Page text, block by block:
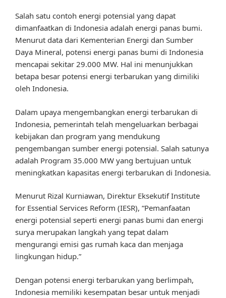
Salah satu contoh energi potensial yang dapat
dimanfaatkan di Indonesia adalah energi panas bumi.
Menurut data dari Kementerian Energi dan Sumber
Daya Mineral, potensi energi panas bumi di Indonesia
mencapai sekitar 29.000 MW. Hal ini menunjukkan
betapa besar potensi energi terbarukan yang dimiliki
oleh Indonesia.
Dalam upaya mengembangkan energi terbarukan di
Indonesia, pemerintah telah mengeluarkan berbagai
kebijakan dan program yang mendukung
pengembangan sumber energi potensial. Salah satunya
adalah Program 35.000 MW yang bertujuan untuk
meningkatkan kapasitas energi terbarukan di Indonesia.
Menurut Rizal Kurniawan, Direktur Eksekutif Institute
for Essential Services Reform (IESR), “Pemanfaatan
energi potensial seperti energi panas bumi dan energi
surya merupakan langkah yang tepat dalam
mengurangi emisi gas rumah kaca dan menjaga
lingkungan hidup.”
Dengan potensi energi terbarukan yang berlimpah,
Indonesia memiliki kesempatan besar untuk menjadi